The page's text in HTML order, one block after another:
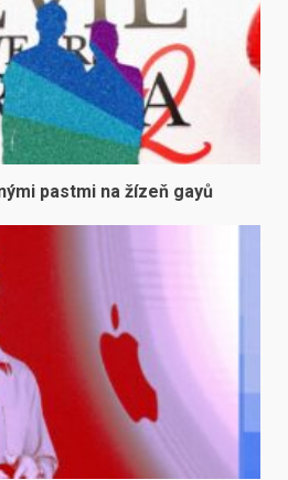
pastmi na žízeň gayů